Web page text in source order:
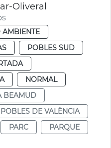
Oliveral
AMBIENTE
POBLES SUD
NORMAL
BEAMUD
POBLES DE VALÈNCIA
PARC
PARQUE